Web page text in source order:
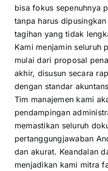
bisa fokus sepenuhnya
tanpa harus
tagihan yang tidak
Kami menjamin seluruh
mulai dari proposal
akhir, disusun secara
dengan standar
Tim manajemen kami
pendampingan
memastikan seluruh
pertanggungjawaban
dan akurat. Keandalan
menjadikan kami mitra